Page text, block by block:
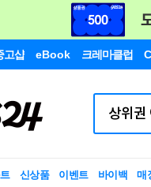
고샵 eBook 크레마클럽
신상품 이벤트 바이백 매